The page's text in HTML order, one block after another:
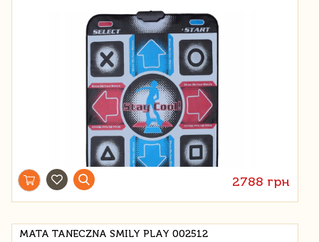
2788 грн
MATA TANECZNA SMILY PLAY 002512